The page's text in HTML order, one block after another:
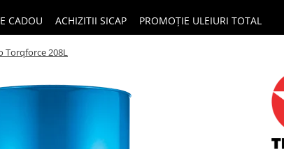
CADOU ACHIZITII SICAP PROMOȚIE ULEIURI TOTAL
Torqforce 208L